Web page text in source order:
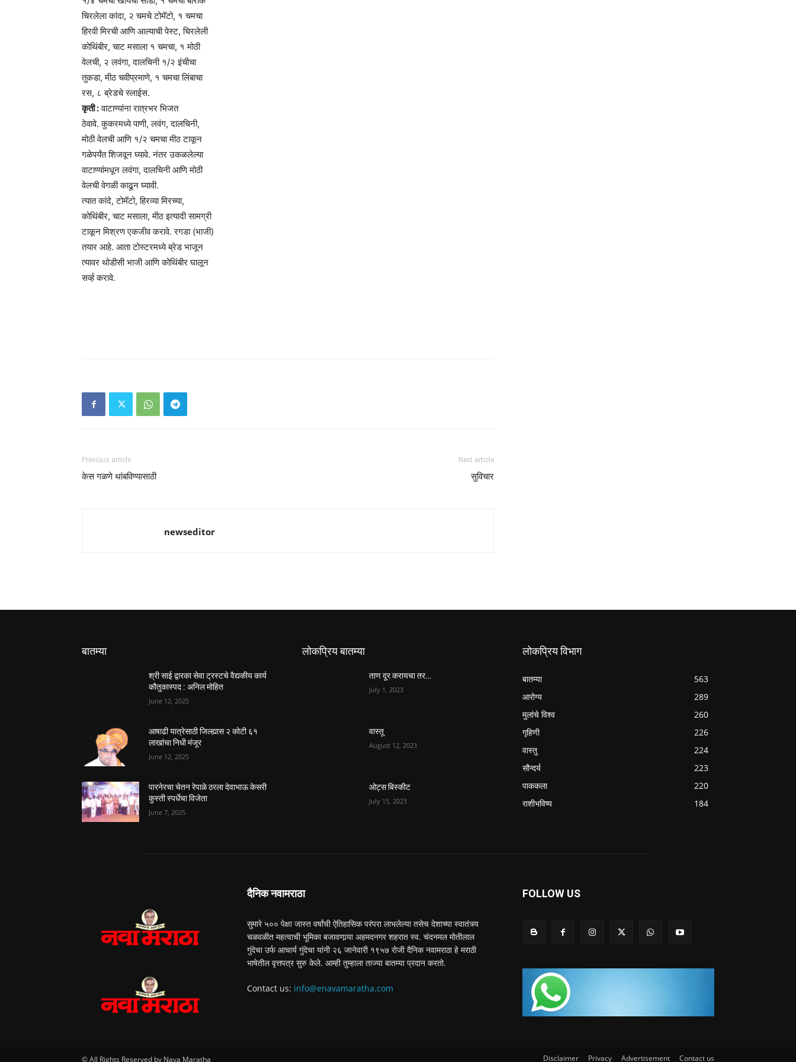
चिरलेला कांदा, २ चमचे टोमॅटो, १ चमचा
हिरवी मिरची आणि आल्याची पेस्ट, चिरलेली
कोथिंबीर, चाट मसाला १ चमचा, १ मोठी
वेलची, २ लवंगा, दालचिनी १/२ इंचीचा
तुकडा, मीठ चवीप्रमाणे, १ चमचा लिंबाचा
रस, ८ ब्रेडचे स्लाईस.
कृती :वाटाण्यांना रात्रभर भिजत
ठेवावे. कुकरमध्ये पाणी, लवंग, दालचिनी,
मोठी वेलची आणि १/२ चमचा मीठ टाकून
गळेपर्यंत शिजवून घ्यावे. नंतर उकळलेल्या
वाटाण्यांमधून लवंगा, दालचिनी आणि मोठी
वेलची वेगळी काढून घ्यावी.
त्यात कांदे, टोमॅटो, हिरव्या मिरच्या,
कोथिंबीर, चाट मसाला, मीठ इत्यादी सामग्री
टाकून मिश्रण एकजीव करावे. रगडा (भाजी)
तयार आहे. आता टोस्टरमध्ये ब्रेड भाजून
त्यावर थोडीसी भाजी आणि कोथिंबीर घालून
सर्व्ह करावे.
Previous article
केस गळणे थांबविण्यासाठी
Next article
सुविचार
newseditor
बातम्या
श्री साई द्वारका सेवा ट्रस्टचे वैद्यकीय कार्य
कौतुकास्पद : अनिल मोहित
June 12, 2025
आषाढी यात्रेसाठी जिल्ह्यास २ कोटी ६१
लाखांचा निधी मंजूर
June 12, 2025
पारनेरचा चेतन रेपाळे ठरला देवाभाऊ केसरी
कुस्ती स्पर्धेचा विजेता
June 7, 2025
लोकप्रिय बातम्या
ताण दूर करायचा तर…
July 1, 2023
वास्तू
August 12, 2023
ओट्स बिस्कीट
July 15, 2023
लोकप्रिय विभाग
बातम्या
563
आरोग्य
289
मुलांचे विश्व
260
गृहिणी
226
वास्तु
224
सौन्दर्य
223
पाककला
220
राशीभविष्य
184
दैनिक नवामराठा
सुमारे ५०० पेक्षा जास्त वर्षांची ऐतिहासिक परंपरा लाभलेल्या तसेच देशाच्या स्वातंत्र्य
चळवळीत महत्वाची भूमिका बजावणार्‍या अहमदनगर शहरात स्व. चंदनमल मोतीलाल
गुंदेचा उर्फ आचार्य गुंदेचा यांनी २६ जानेवारी १९५७ रोजी दैनिक नवामराठा हे मराठी
भाषेतील वृत्तपत्र सुरु केले. आम्ही तुम्हाला ताज्या बातम्या प्रदान करतो.
Contact us: info@enavamaratha.com
FOLLOW US
© All Rights Reserved by Nava Maratha Disclaimer Privacy Advertisement Contact us